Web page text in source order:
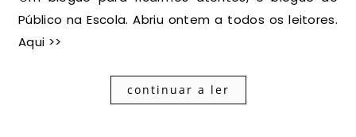
Público na Escola. Abriu ontem a todos os leitores.
Aqui >>
continuar a ler